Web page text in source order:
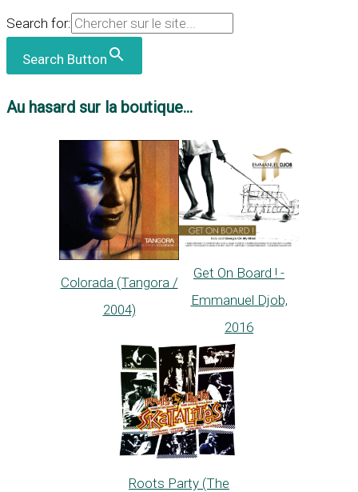
Search for:
Search Button
Au hasard sur la boutique...
Colorada (Tangora /
2004)
Get On Board ! -
Emmanuel Djob,
2016
Roots Party (The